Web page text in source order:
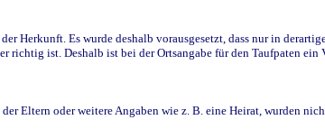
Herkunft. Es wurde deshalb vorausgesetzt, dass nur in
ist. Deshalb ist bei der Ortsangabe für den Taufpaten
Eltern oder weitere Angaben wie z. B. eine Heirat, wurden